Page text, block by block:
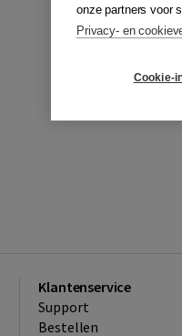
Klantenservice
Support
Bestellen
onze partners voor
Privacy- en
Cookie-